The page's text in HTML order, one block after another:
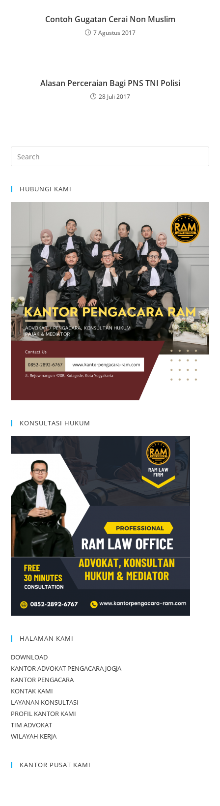
Contoh Gugatan Cerai Non Muslim
7 Agustus 2017
Alasan Perceraian Bagi PNS TNI Polisi
28 Juli 2017
the
HUBUNGI KAMI
KONSULTASI HUKUM
HALAMAN KAMI
DOWNLOAD
KANTOR ADVOKAT PENGACARA JOGJA
KANTOR PENGACARA
KONTAK KAMI
LAYANAN KONSULTASI
PROFIL KANTOR KAMI
TIM ADVOKAT
WILAYAH KERJA
KANTOR PUSAT KAMI